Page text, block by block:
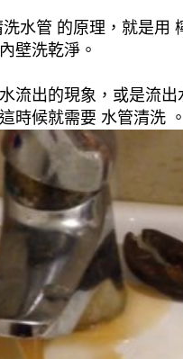
水管 的原理，就是
壁洗乾淨。
流出的現象，或是流
時候就需要 水管清洗 。